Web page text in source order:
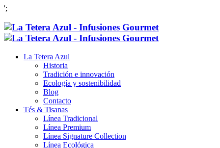
';
La Tetera Azul
Historia
Tradición e innovación
Ecología y sostenibilidad
Blog
Contacto
Tés & Tisanas
Línea Tradicional
Línea Premium
Línea Signature Collection
Línea Ecológica